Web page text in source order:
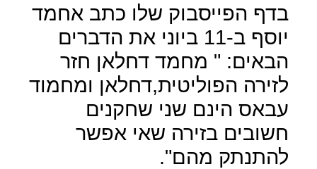
בדף הפייסבוק שלו כתב אחמד
יוסף ב-11 ביוני את הדברים
הבאים: " מחמד דחלאן חזר
לזירה הפוליטית,דחלאן ומחמוד
עבאס הינם שני שחקנים
חשובים בזירה שאי אפשר
להתנתק מהם".